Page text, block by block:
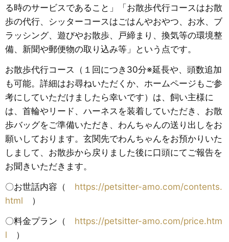
る時のサービスであること」「お散歩代行コースはお散
歩の代行、シッターコースはごはんやおやつ、お水、ブ
ラッシング、遊びやお散歩、戸締まり、換気等の環境整
備、新聞や郵便物の取り込み等」という点です。
お散歩代行コース（１回につき30分※延長や、頭数追加
も可能。詳細はお尋ねいただくか、ホームページもご参
考にしていただけましたら幸いです）は、飼い主様に
は、首輪やリード、ハーネスを装着していただき、お散
歩バッグをご準備いただき、わんちゃんの送り出しをお
願いしております。玄関先でわんちゃんをお預かりいた
しまして、お散歩から戻りました後に口頭にてご報告を
お聞きいただきます。
〇お世話内容（ https://petsitter-amo.com/contents.
html ）
〇料金プラン（ https://petsitter-amo.com/price.htm
l ）